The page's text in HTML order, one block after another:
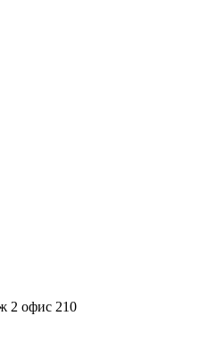
2 офис 210